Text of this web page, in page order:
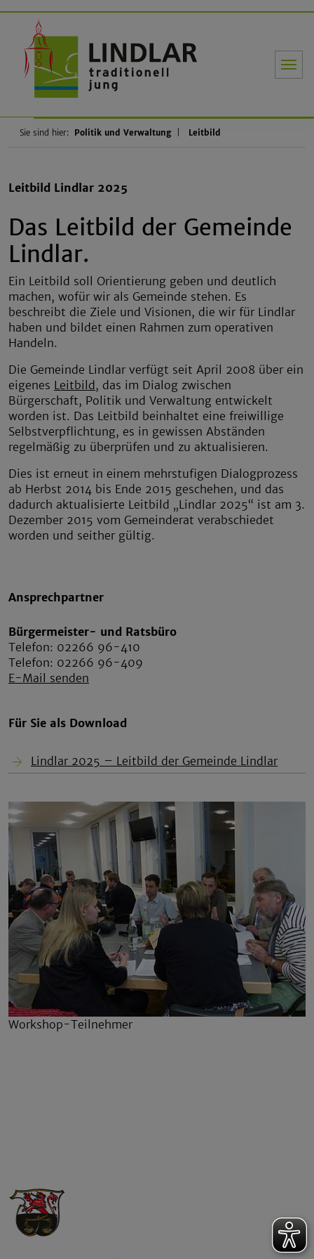
Sie sind hier: Politik und Verwaltung Leitbild
Leitbild Lindlar 2025
Das Leitbild der Gemeinde
Lindlar.
Ein Leitbild soll Orientierung geben und deutlich
machen, wofür wir als Gemeinde stehen. Es
beschreibt die Ziele und Visionen, die wir für Lindlar
haben und bildet einen Rahmen zum operativen
Handeln.
Die Gemeinde Lindlar verfügt seit April 2008 über ein
eigenes Leitbild, das im Dialog zwischen
Bürgerschaft, Politik und Verwaltung entwickelt
worden ist. Das Leitbild beinhaltet eine freiwillige
Selbstverpflichtung, es in gewissen Abständen
regelmäßig zu überprüfen und zu aktualisieren.
Dies ist erneut in einem mehrstufigen Dialogprozess
ab Herbst 2014 bis Ende 2015 geschehen, und das
dadurch aktualisierte Leitbild „Lindlar 2025“ ist am 3.
Dezember 2015 vom Gemeinderat verabschiedet
worden und seither gültig.
Ansprechpartner
Bürgermeister- und Ratsbüro
Telefon: 02266 96-410
Telefon: 02266 96-409
E-Mail senden
Für Sie als Download
Lindlar 2025 – Leitbild der Gemeinde Lindlar
Workshop-Teilnehmer